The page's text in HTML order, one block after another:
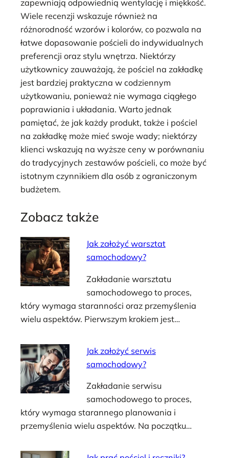
zapewniają odpowiednią wentylację i miękkość.
Wiele recenzji wskazuje również na
różnorodność wzorów i kolorów, co pozwala na
łatwe dopasowanie pościeli do indywidualnych
preferencji oraz stylu wnętrza. Niektórzy
użytkownicy zauważają, że pościel na zakładkę
jest bardziej praktyczna w codziennym
użytkowaniu, ponieważ nie wymaga ciągłego
poprawiania i układania. Warto jednak
pamiętać, że jak każdy produkt, także i pościel
na zakładkę może mieć swoje wady; niektórzy
klienci wskazują na wyższe ceny w porównaniu
do tradycyjnych zestawów pościeli, co może być
istotnym czynnikiem dla osób z ograniczonym
budżetem.
Zobacz także
Jak założyć warsztat
samochodowy?
Zakładanie warsztatu
samochodowego to proces,
który wymaga staranności oraz przemyślenia
wielu aspektów. Pierwszym krokiem jest…
Jak założyć serwis
samochodowy?
Zakładanie serwisu
samochodowego to proces,
który wymaga starannego planowania i
przemyślenia wielu aspektów. Na początku…